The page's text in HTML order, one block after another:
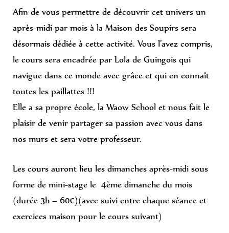
Afin de vous permettre de découvrir cet univers un
après-midi par mois à la Maison des Soupirs sera
désormais dédiée à cette activité. Vous l’avez compris,
le cours sera encadrée par Lola de Guingois qui
navigue dans ce monde avec grâce et qui en connaît
toutes les paillattes !!!
Elle a sa propre école, la Waow School et nous fait le
plaisir de venir partager sa passion avec vous dans
nos murs et sera votre professeur.
Les cours auront lieu les dimanches après-midi sous
forme de mini-stage le 4ème dimanche du mois
(durée 3h – 60€)(avec suivi entre chaque séance et
exercices maison pour le cours suivant)